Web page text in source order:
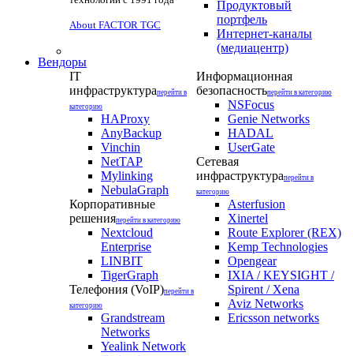
About FACTOR TGC
Продуктовый
портфель
Интернет-каналы
(медиацентр)
Вендоры
IT
инфраструктураперейти в
категорию
HAProxy
AnyBackup
Vinchin
NetTAP
Mylinking
NebulaGraph
Корпоративные
решенияперейти в категорию
Nextcloud
Enterprise
LINBIT
TigerGraph
Телефония (VoIP)перейти в
категорию
Grandstream
Networks
Yealink Network
Информационная
безопасностьперейти в категорию
NSFocus
Genie Networks
HADAL
UserGate
Сетевая
инфраструктураперейти в
категорию
Asterfusion
Xinertel
Route Explorer (REX)
Kemp Technologies
Opengear
IXIA / KEYSIGHT /
Spirent / Xena
Aviz Networks
Ericsson networks